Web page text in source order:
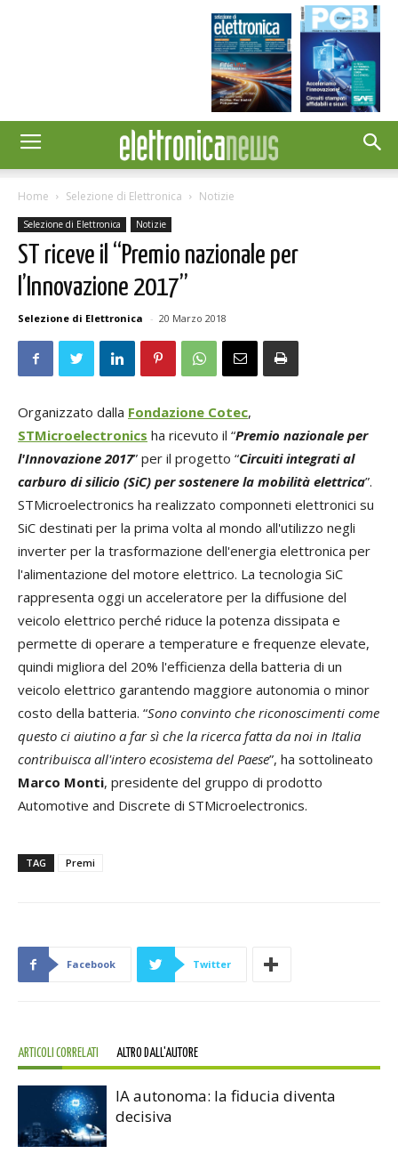
Home Selezione di Elettronica Notizie
Selezione di Elettronica Notizie
ST riceve il “Premio nazionale per
l’Innovazione 2017”
Selezione di Elettronica - 20 Marzo 2018
Organizzato dalla Fondazione Cotec,
STMicroelectronics ha ricevuto il “Premio nazionale per
l'Innovazione 2017” per il progetto “Circuiti integrati al
carburo di silicio (SiC) per sostenere la mobilità elettrica”.
STMicroelectronics ha realizzato componneti elettronici su
SiC destinati per la prima volta al mondo all'utilizzo negli
inverter per la trasformazione dell'energia elettronica per
l'alimentazione del motore elettrico. La tecnologia SiC
rappresenta oggi un acceleratore per la diffusione del
veicolo elettrico perché riduce la potenza dissipata e
permette di operare a temperature e frequenze elevate,
quindi migliora del 20% l'efficienza della batteria di un
veicolo elettrico garantendo maggiore autonomia o minor
costo della batteria. “Sono convinto che riconoscimenti come
questo ci aiutino a far sì che la ricerca fatta da noi in Italia
contribuisca all'intero ecosistema del Paese”, ha sottolineato
Marco Monti, presidente del gruppo di prodotto
Automotive and Discrete di STMicroelectronics.
TAG Premi
Facebook Twitter
ARTICOLI CORRELATI ALTRO DALL'AUTORE
IA autonoma: la fiducia diventa
decisiva